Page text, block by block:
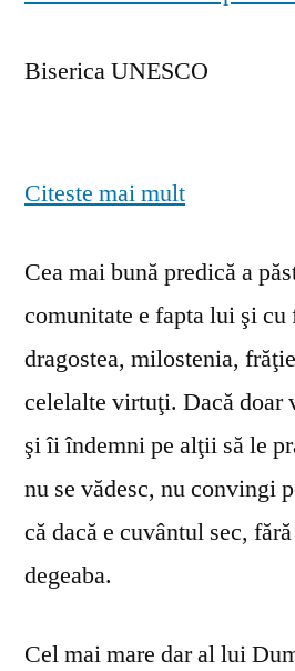
Biserica UNESCO
Citeste mai mult
Cea mai bună predică a
comunitate e fapta lui şi cu
dragostea, milostenia,
celelalte virtuţi. Dacă doar
şi îi îndemni pe alţii să le
nu se vă­desc, nu convingi
că dacă e cuvântul sec,
degeaba.
Cel mai mare dar al lui